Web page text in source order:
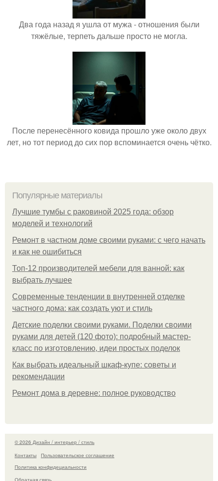
Два года назад я ушла от мужа - отношения были
тяжёлые, терпеть дальше просто не могла.
После перенесённого ковида прошло уже около двух
лет, но тот период до сих пор вспоминается очень чётко.
Популярные материалы
Лучшие тумбы с раковиной 2025 года: обзор
моделей и технологий
Ремонт в частном доме своими руками: с чего начать
и как не ошибиться
Топ-12 производителей мебели для ванной: как
выбрать лучшее
Современные тенденции в внутренней отделке
частного дома: как создать уют и стиль
Детские поделки своими руками. Поделки своими
руками для детей (120 фото): подробный мастер-
класс по изготовлению, идеи простых поделок
Как выбрать идеальный шкаф-купе: советы и
рекомендации
Ремонт дома в деревне: полное руководство
© 2026 Дизайн / интерьер / стиль
Контакты
Пользовательское соглашение
Политика конфидециальности